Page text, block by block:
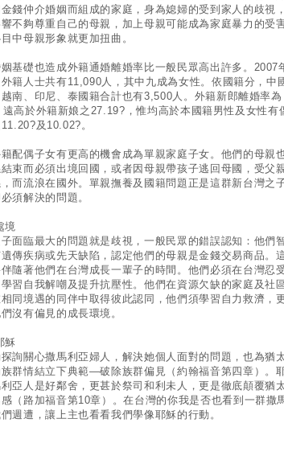
金錢仲介婚姻而組成的家庭，身為媳婦的受到家人的歧視
不夠尊重自己的母親，加上母親可能成為家庭暴力的受
中母親形象就更加扭曲。
基礎也造成外籍通婚離婚率比一般民眾高出許多。2007
籍人士共有11,090人，其中九成為女性。依國籍分，中
南、印尼、泰國籍合計也有3,500人。外籍新郎離婚率為
高於外籍新娘之27.19?，惟均高於本國籍男性及女性有
及10.02?。
配偶子女有更高的機會成為單親家庭子女。他們的母親
束而必須出境回國，或者因母親帶孩子逃回母國，受父
而流浪在國外。單親撫養及國籍問題正是這群新台灣之
須解決的問題。
境
面臨最大的問題就是歧視，一般民眾的錯誤認知：他們
傳疾病或先天缺陷，認定他們的母親是金錢交易商品。
隨著他們在台灣成長一輩子的時間。他們必須在台灣忍
習自我解嘲及提升抗壓性。他們在資源欠缺的家庭及社
同境遇的同伴中取得彼此認同，他們須學習自力救濟，
沒有偏見的成長環境。
穌
詢關心撒馬利亞婦人，解決她個人面對的問題，也為猶
群情結立下典範—破除族群偏見（約翰福音第四章）。
亞人是好鄰舍，更甚於祭司和利未人，更是徹底顛覆猶
（路加福音第10章）。在台灣的你我是否也看到一群撒
週遭，讓上主也看看我們學像耶穌的行動。